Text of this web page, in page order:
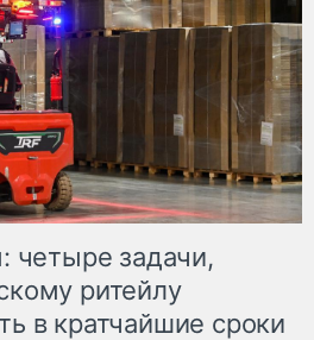
четыре задачи,
ритейлу
в кратчайшие сроки